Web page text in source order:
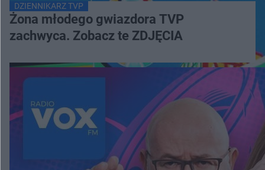
DZIENNIKARZ TVP
Żona młodego gwiazdora TVP
zachwyca. Zobacz te ZDJĘCIA